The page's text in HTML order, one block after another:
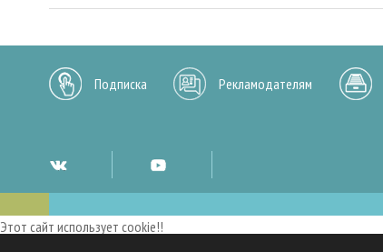
Подписка Рекламодателям
Этот сайт использует cookie!!
Мы используем cookies и аналогичные технологии для улучшения